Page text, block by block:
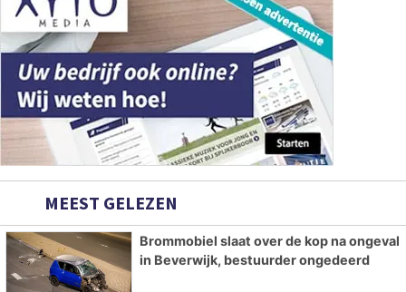
MEEST GELEZEN
Brommobiel slaat over de kop na ongeval
in Beverwijk, bestuurder ongedeerd